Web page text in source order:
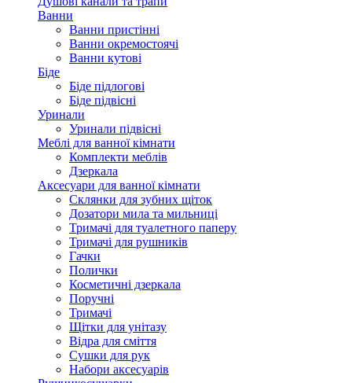
Ванни
Ванни пристінні
Ванни окремостоячі
Ванни кутові
Біде
Біде підлогові
Біде підвісні
Уринали
Уринали підвісні
Меблі для ванної кімнати
Комплекти меблів
Дзеркала
Аксесуари для ванної кімнати
Склянки для зубних щіток
Дозатори мила та мильниці
Тримачі для туалетного паперу
Тримачі для рушників
Гачки
Полички
Косметичні дзеркала
Поручні
Тримачі
Щітки для унітазу
Відра для сміття
Сушки для рук
Набори аксесуарів